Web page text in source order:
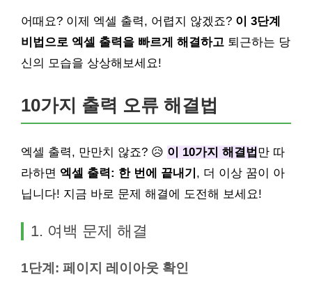
어때요? 이제 엑셀 출력, 어렵지 않겠죠? 이 3단계
비법으로 엑셀 출력을 빠르게 해결하고 퇴근하는 당
신의 모습을 상상해보세요!
10가지 출력 오류 해결법
엑셀 출력, 만만치 않죠? 😥 이 10가지 해결법 만 따
라하면 엑셀 출력: 한 번에 끝내기 , 더 이상 꿈이 아
닙니다! 지금 바로 문제 해결에 도전해 보세요!
1. 여백 문제 해결
1단계: 페이지 레이아웃 확인